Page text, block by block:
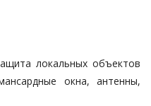
локальных объектов
окна, антенны,